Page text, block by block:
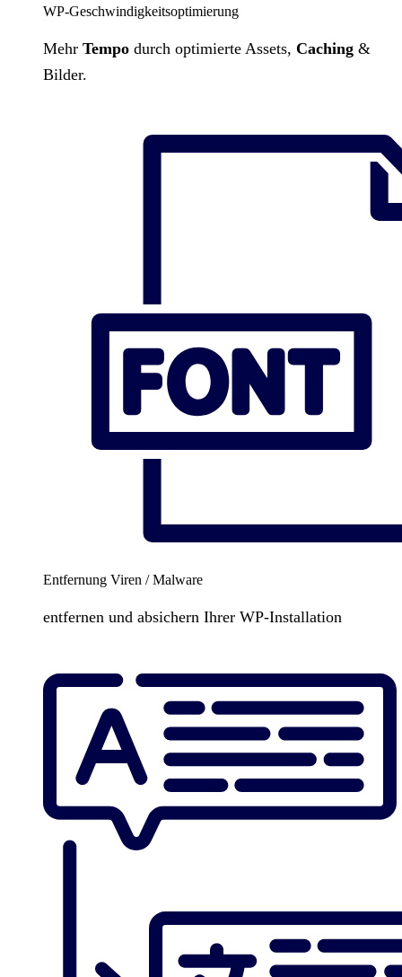
WP-Geschwindigkeitsoptimierung
Mehr Tempo durch optimierte Assets, Caching &
Bilder.
Entfernung Viren / Malware
entfernen und absichern Ihrer WP-Installation